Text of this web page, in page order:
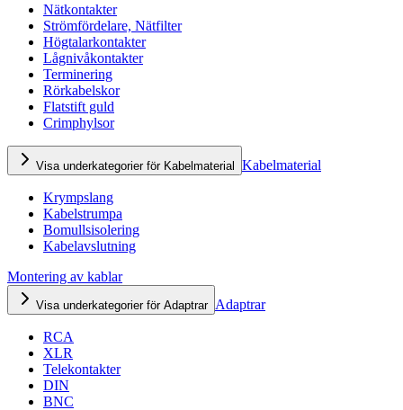
Nätkontakter
Strömfördelare, Nätfilter
Högtalarkontakter
Lågnivåkontakter
Terminering
Rörkabelskor
Flatstift guld
Crimphylsor
Visa underkategorier för Kabelmaterial Kabelmaterial
Krympslang
Kabelstrumpa
Bomullsisolering
Kabelavslutning
Montering av kablar
Visa underkategorier för Adaptrar Adaptrar
RCA
XLR
Telekontakter
DIN
BNC